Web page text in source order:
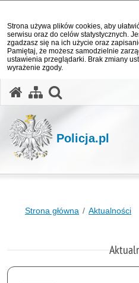
Strona używa plików cookies, aby
serwisu oraz do celów statystycznych.
zgadzasz się na ich użycie oraz
Pamiętaj, że możesz samodzielnie
ustawienia przeglądarki. Brak zmiany
wyrażenie zgody.
Policja.pl
Strona główna Aktualności